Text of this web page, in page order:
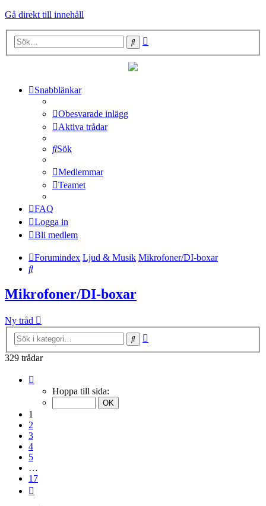
Gå direkt till innehåll
Sök
Snabblänkar
Obesvarade inlägg
Aktiva trådar
Sök
Medlemmar
Teamet
FAQ
Logga in
Bli medlem
Forumindex Ljud & Musik Mikrofoner/DI-boxar
Sök
Mikrofoner/DI-boxar
Ny tråd
Sök
329 trådar
Hoppa till sida:
1
2
3
4
5
…
17